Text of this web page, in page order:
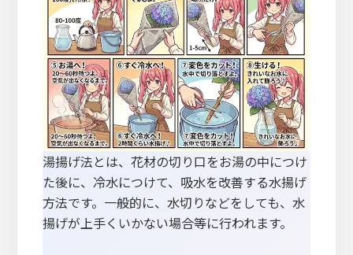
湯揚げ法とは、花材の切り口をお湯の中につけ
た後に、冷水につけて、吸水を改善する水揚げ
方法です。一般的に、水切りなどをしても、水
揚げが上手くいかない場合等に行われます。